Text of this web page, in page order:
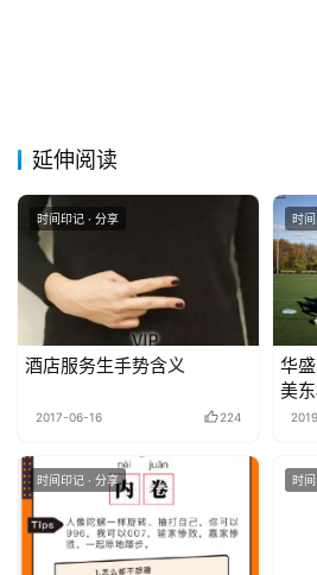
延伸阅读
时间印记 · 分享
酒店服务生手势含义
2017-06-16 224
时
华
美
时间印记 · 分享 时